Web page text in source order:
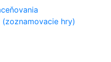
hry)